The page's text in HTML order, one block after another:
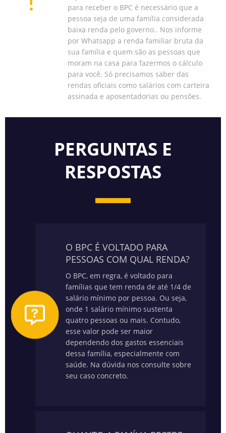
para receber o BPC é necessário que a
pessoa seja de uma família considerada
baixa renda pelo governo.. Nos informe
por Whatsapp a renda familiar bruta da
sua família e quem são as pessoas que
moram na casa para fazermos o cálculo
para você. Só precisamos saber das
rendas oficiais como salários com carteira
assinada e aposentadorias ou pensões.
PERGUNTAS E
RESPOSTAS
O BPC É VOLTADO PARA
PESSOAS COM QUAL RENDA?
O BPC, em regra, é voltado para
famílias que tem renda de até 1/4 de
salário mínimo por pessoa. Ou seja,
onde 1 salário mínimo sustenta
quatro pessoas ou mais. Contudo,
esse valor pode ser maior
dependendo dos gastos essenciais
dessa família, especialmente com
saúde. Na dúvida nos consulte sobre
seu caso concreto.